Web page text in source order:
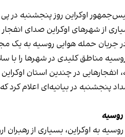
اوکراین روز پنجشنبه در
از شهرهای اوکراین صدای
جریان حمله هوایی روسیه به یک
مناطق کلیدی در شهرها را با
انفجارهایی در چندین استان
پنجشنبه در بیانیه‌ای اعلام کرد
روسیه
به اوکراین، بسیاری از رهبران